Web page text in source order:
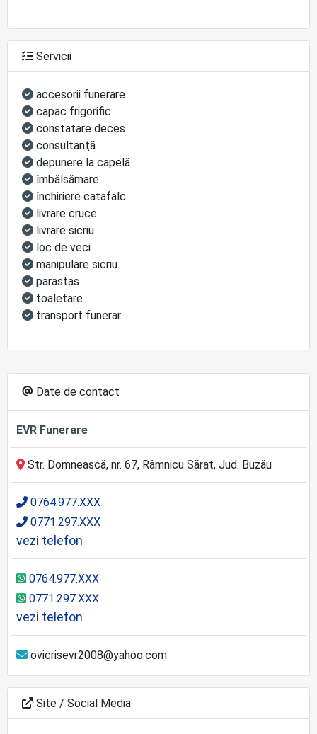
Servicii
accesorii funerare
capac frigorific
constatare deces
consultanţă
depunere la capelă
îmbălsămare
închiriere catafalc
livrare cruce
livrare sicriu
loc de veci
manipulare sicriu
parastas
toaletare
transport funerar
Date de contact
EVR Funerare
Str. Domnească, nr. 67, Râmnicu Sărat, Jud. Buzău
0764.977.XXX
0771.297.XXX
vezi telefon
0764.977.XXX
0771.297.XXX
vezi telefon
ovicrisevr2008@yahoo.com
Site / Social Media